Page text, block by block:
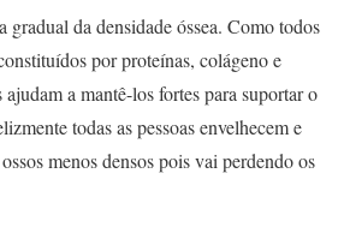
gradual da densidade óssea. Como todos
por proteínas, colágeno e
ajudam a mantê-los fortes para suportar o
todas as pessoas envelhecem e
menos densos pois vai perdendo os